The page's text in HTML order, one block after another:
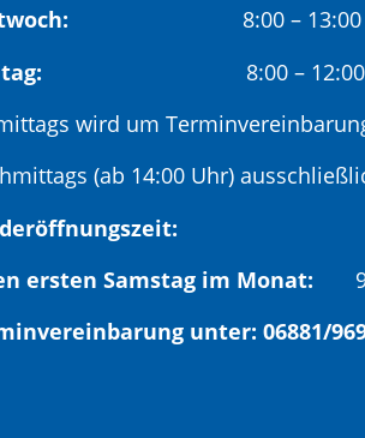
8:00 – 13:00
8:00 –
wird um
(ab 14:00 Uhr)
ersten Samstag im Monat:
unter: 06881/